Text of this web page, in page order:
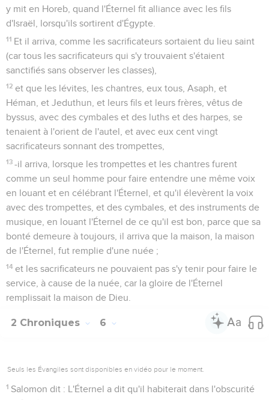
y mit en Horeb, quand l'Éternel fit alliance avec les fils
d'Israël, lorsqu'ils sortirent d'Égypte.
11 Et il arriva, comme les sacrificateurs sortaient du lieu saint
(car tous les sacrificateurs qui s'y trouvaient s'étaient
sanctifiés sans observer les classes),
12 et que les lévites, les chantres, eux tous, Asaph, et
Héman, et Jeduthun, et leurs fils et leurs frères, vêtus de
byssus, avec des cymbales et des luths et des harpes, se
tenaient à l'orient de l'autel, et avec eux cent vingt
sacrificateurs sonnant des trompettes,
13 -il arriva, lorsque les trompettes et les chantres furent
comme un seul homme pour faire entendre une même voix
en louant et en célébrant l'Éternel, et qu'il élevèrent la voix
avec des trompettes, et des cymbales, et des instruments de
musique, en louant l'Éternel de ce qu'il est bon, parce que sa
bonté demeure à toujours, il arriva que la maison, la maison
de l'Éternel, fut remplie d'une nuée ;
14 et les sacrificateurs ne pouvaient pas s'y tenir pour faire le
service, à cause de la nuée, car la gloire de l'Éternel
remplissait la maison de Dieu.
2 Chroniques 6
Seuls les Évangiles sont disponibles en vidéo pour le moment.
1 Salomon dit : L'Éternel a dit qu'il habiterait dans l'obscurité